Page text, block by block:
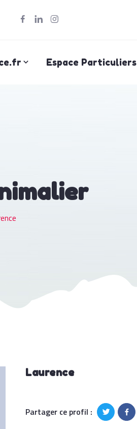
Espace Particuliers
Laurence
Partager ce profil :